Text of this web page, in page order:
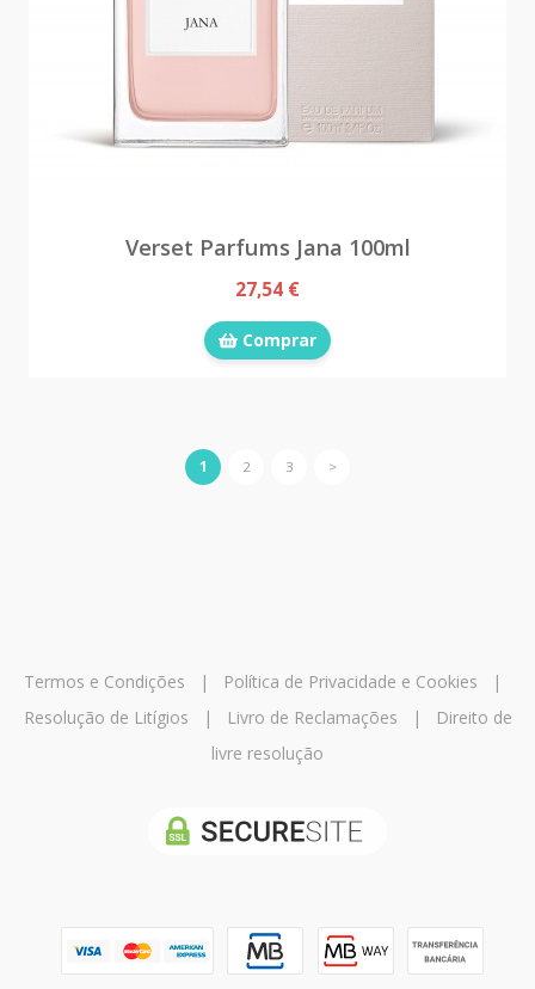
Verset Parfums Jana 100ml
27,54 €
Comprar
1 2 3 >
Termos e Condições | Política de Privacidade e Cookies |
Resolução de Litígios | Livro de Reclamações |
Direito de
livre resolução